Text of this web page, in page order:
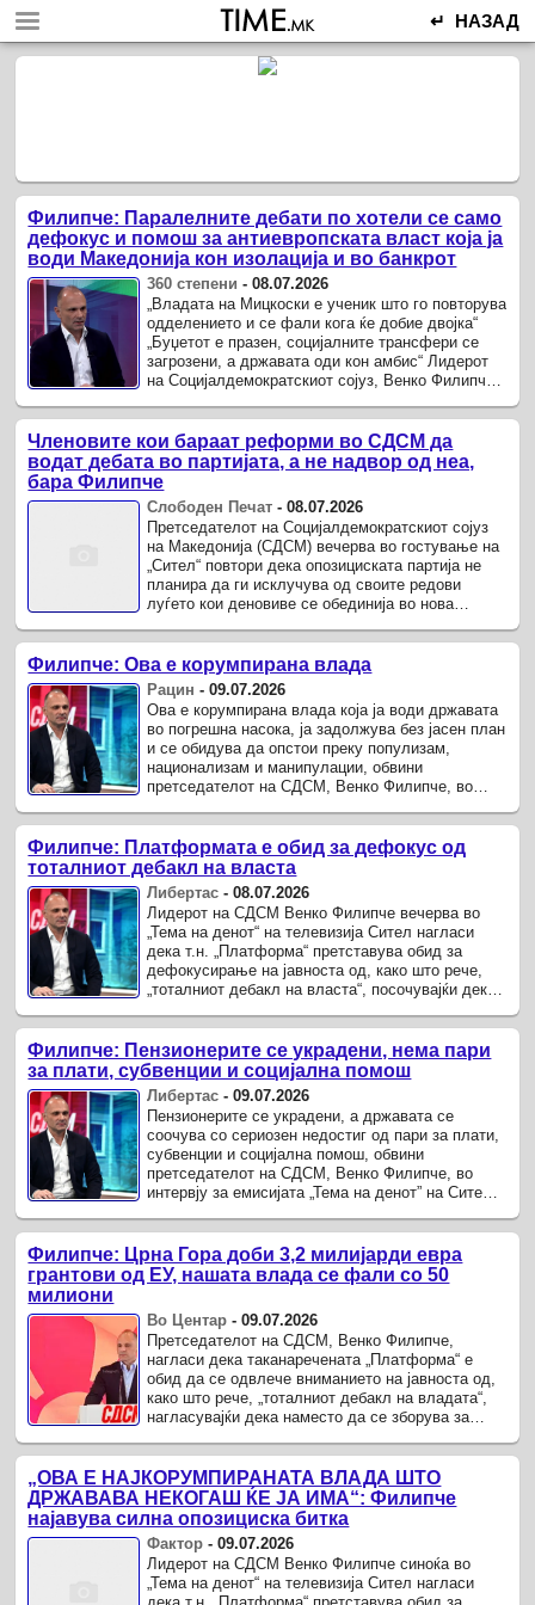
↵ НАЗАД
Филипче: Паралелните дебати по хотели се само
дефокус и помош за антиевропската власт која ја
води Македонија кон изолација и во банкрот
360 степени -08.07.2026
„Владата на Мицкоски е ученик што го повторува
одделението и се фали кога ќе добие двојка“
„Буџетот е празен, социјалните трансфери се
загрозени, а државата оди кон амбис“ Лидерот
на Социјалдемократскиот сојуз, Венко Филипче,
Телевизија, ...
Членовите кои бараат реформи во СДСМ да
водат дебата во партијата, а не надвор од неа,
бара Филипче
Слободен Печат -08.07.2026
Претседателот на Социјалдемократскиот сојуз
на Македонија (СДСМ) вечерва во гостување на
„Сител“ повтори дека опозициската партија не
планира да ги исклучува од своите редови
луѓето кои деновиве се обединија во нова
Филипче: Ова е корумпирана влада
Рацин -09.07.2026
Ова е корумпирана влада која ја води државата
во погрешна насока, ја задолжува без јасен план
и се обидува да опстои преку популизам,
национализам и манипулации, обвини
претседателот на СДСМ, Венко Филипче, во
телевизија.
Филипче: Платформата е обид за дефокус од
тоталниот дебакл на власта
Либертас -08.07.2026
Лидерот на СДСМ Венко Филипче вечерва во
„Тема на денот“ на телевизија Сител нагласи
дека т.н. „Платформа“ претставува обид за
дефокусирање на јавноста од, како што рече,
„тоталниот дебакл на власта“, посочувајќи дека
Владата, повторно во ...
Филипче: Пензионерите се украдени, нема пари
за плати, субвенции и социјална помош
Либертас -09.07.2026
Пензионерите се украдени, а државата се
соочува со сериозен недостиг од пари за плати,
субвенции и социјална помош, обвини
претседателот на СДСМ, Венко Филипче, во
интервју за емисијата „Тема на денот” на Сител
Филипче: Црна Гора доби 3,2 милијарди евра
грантови од ЕУ, нашата влада се фали со 50
милиони
Во Центар -09.07.2026
Претседателот на СДСМ, Венко Филипче,
нагласи дека таканаречената „Платформа“ е
обид да се одвлече вниманието на јавноста од,
како што рече, „тоталниот дебакл на владата“,
нагласувајќи дека наместо да се зборува за
СДСМ.
„ОВА Е НАЈКОРУМПИРАНАТА ВЛАДА ШТО
ДРЖАВАВА НЕКОГАШ ЌЕ ЈА ИМА“: Филипче
најавува силна опозициска битка
Фактор -09.07.2026
Лидерот на СДСМ Венко Филипче синоќа во
„Тема на денот“ на телевизија Сител нагласи